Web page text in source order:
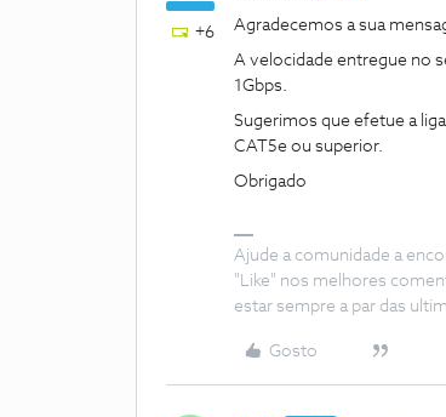
+6 Agradecemos a sua
A velocidade entregue no
1Gbps.
Sugerimos que efetue a
CAT5e ou superior.
Obrigado
Ajude a comunidade a
"Like" nos melhores
estar sempre a par das
Gosto